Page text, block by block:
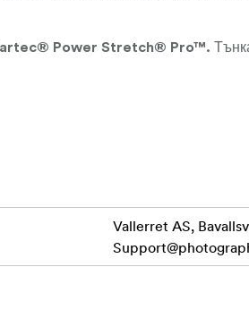
Power Stretch® Pro™.
достъп до циферблатите.
изкуствена кожа, DWR и
Vallerret AS,